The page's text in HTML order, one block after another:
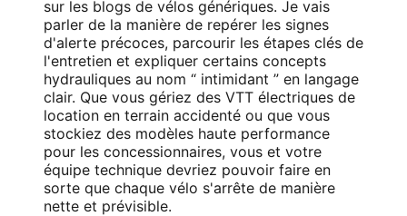
sur les blogs de vélos génériques. Je vais
parler de la manière de repérer les signes
d'alerte précoces, parcourir les étapes clés de
l'entretien et expliquer certains concepts
hydrauliques au nom “ intimidant ” en langage
clair. Que vous gériez des VTT électriques de
location en terrain accidenté ou que vous
stockiez des modèles haute performance
pour les concessionnaires, vous et votre
équipe technique devriez pouvoir faire en
sorte que chaque vélo s'arrête de manière
nette et prévisible.